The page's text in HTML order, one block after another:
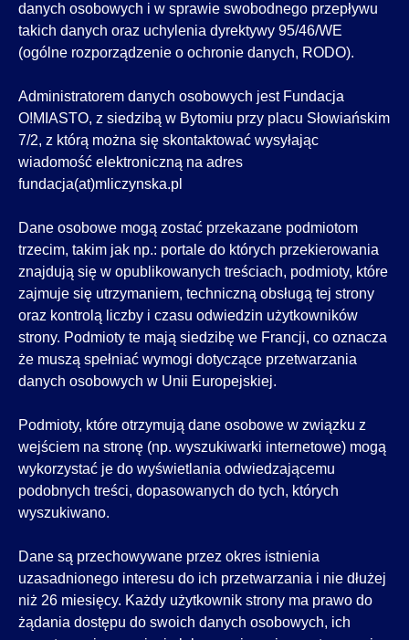
danych osobowych i w sprawie swobodnego przepływu
takich danych oraz uchylenia dyrektywy 95/46/WE
(ogólne rozporządzenie o ochronie danych, RODO).
Administratorem danych osobowych jest Fundacja
O!MIASTO, z siedzibą w Bytomiu przy placu Słowiańskim
7/2, z którą można się skontaktować wysyłając
wiadomość elektroniczną na adres
fundacja(at)mliczynska.pl
Dane osobowe mogą zostać przekazane podmiotom
trzecim, takim jak np.: portale do których przekierowania
znajdują się w opublikowanych treściach, podmioty, które
zajmuje się utrzymaniem, techniczną obsługą tej strony
oraz kontrolą liczby i czasu odwiedzin użytkowników
strony. Podmioty te mają siedzibę we Francji, co oznacza
że muszą spełniać wymogi dotyczące przetwarzania
danych osobowych w Unii Europejskiej.
Podmioty, które otrzymują dane osobowe w związku z
wejściem na stronę (np. wyszukiwarki internetowe) mogą
wykorzystać je do wyświetlania odwiedzającemu
podobnych treści, dopasowanych do tych, których
wyszukiwano.
Dane są przechowywane przez okres istnienia
uzasadnionego interesu do ich przetwarzania i nie dłużej
niż 26 miesięcy. Każdy użytkownik strony ma prawo do
żądania dostępu do swoich danych osobowych, ich